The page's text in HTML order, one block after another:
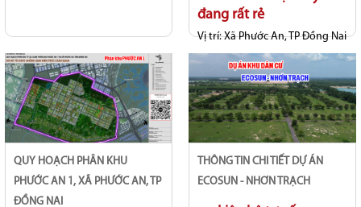
đang rất rẻ
Vị trí:Xã Phước An, TP Đồng Nai
QUY HOẠCH PHÂN KHU
PHƯỚC AN 1, XÃ PHƯỚC AN, TP
ĐỒNG NAI
THÔNG TIN CHI TIẾT DỰ ÁN
ECOSUN - NHƠN TRẠCH